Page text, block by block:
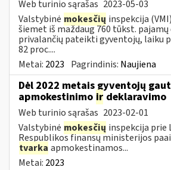
Web turinio sąrašas 2023-05-03
Valstybinė mokesčių inspekcija
šiemet iš maždaug 760 tūkst.
privalančių pateikti gyventojų, laiku
82 proc....
Metai: 2023 Pagrindinis: Naujiena
Dėl 2022 metais gyventojų
apmokestinimo ir deklaravimo
Web turinio sąrašas 2023-02-01
Valstybinė mokesčių inspekcija prie
Respublikos finansų ministerijos
tvarka apmokestinamos...
Metai: 2023